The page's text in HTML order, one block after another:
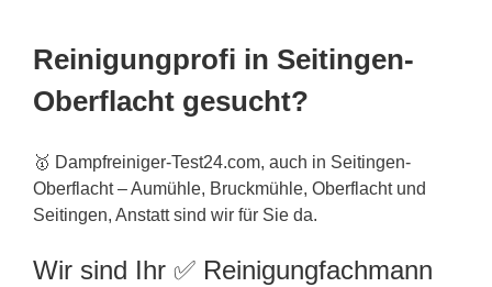
Reinigungprofi in Seitingen-
Oberflacht gesucht?
🥇 Dampfreiniger-Test24.com, auch in Seitingen-
Oberflacht – Aumühle, Bruckmühle, Oberflacht und
Seitingen, Anstatt sind wir für Sie da.
Wir sind Ihr ✅ Reinigungfachmann